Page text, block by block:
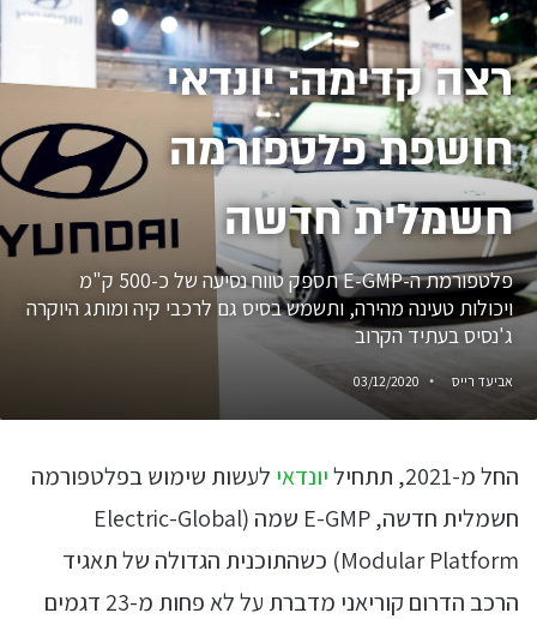
רצה קדימה: יונדאי
חושפת פלטפורמה
חשמלית חדשה
פלטפורמת ה-E-GMP תספק טווח נסיעה של כ-500 ק"מ
ויכולות טעינה מהירה, ותשמש בסיס גם לרכבי קיה ומותג היוקרה
ג'נסיס בעתיד הקרוב
אביעד רייס 03/12/2020
החל מ-2021, תתחיל יונדאי לעשות שימוש בפלטפורמה
חשמלית חדשה, E-GMP שמה (Electric-Global
Modular Platform) כשהתוכנית הגדולה של תאגיד
הרכב הדרום קוריאני מדברת על לא פחות מ-23 דגמים